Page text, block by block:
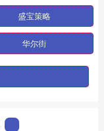
盛宝策略
华尔街